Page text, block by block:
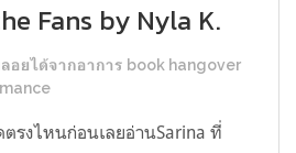
Fans by Nyla K.
อยได้จากอาการ book hangover
รงไหนก่อนเลยอ่านSarina ที่